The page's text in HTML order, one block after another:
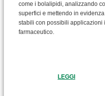
come i bolalipidi, analizzando
superfici e mettendo in
stabili con possibili applicazioni
farmaceutico.
LEGGI